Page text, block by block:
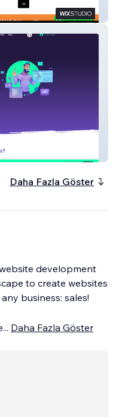
Daha Fazla Göster
development
to create websites
business: sales!
... Daha Fazla Göster